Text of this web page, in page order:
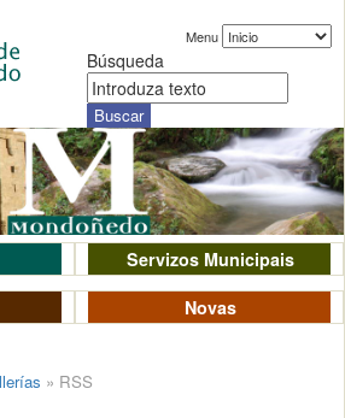
Menu
Búsqueda
Servizos Municipais
Novas
» RSS